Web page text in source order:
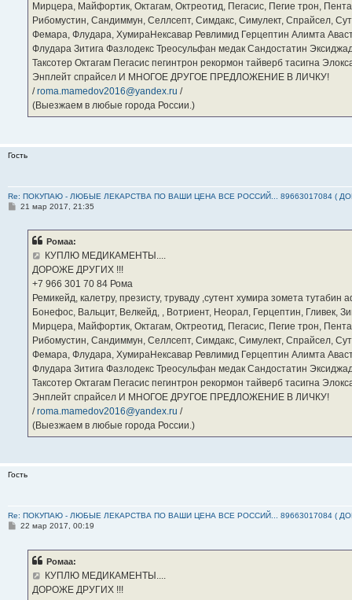
Мирцера, Майфортик, Октагам, Октреотид, Пегасис, Пегие трон,
Рибомустин, Сандиммун, Селлсепт, Симдакс, Симулект, Спрайсел,
Фемара, Флудара, ХумираНексавар Ревлимид Герцептин Алимта
Флудара Зитига Фазлодекс Треосульфан медак Сандостатин
Таксотер Октагам Пегасис пегинтрон рекормон тайверб тасигна
Энплейт спрайсел И МНОГОЕ ДРУГОЕ ПРЕДЛОЖЕНИЕ В ЛИЧКУ!
/roma.mamedov2016@yandex.ru /
(Выезжаем в любые города России.)
Гость
Re: ПОКУПАЮ - ЛЮБЫЕ ЛЕКАРСТВА ПО ВАШИ ЦЕНА ВСЕ РОССИЙ... 89663017084 (
С21 мар 2017, 21:35
Ромаа:
КУПЛЮ МЕДИКАМЕНТЫ....
ДОРОЖЕ ДРУГИХ !!!
‪+7 966 301 70 84‬ Рома
Ремикейд, калетру, презисту, труваду ,сутент хумира зомета
Бонефос, Вальцит, Велкейд, , Вотриент, Неорал, Герцептин, Гливек,
Мирцера, Майфортик, Октагам, Октреотид, Пегасис, Пегие трон,
Рибомустин, Сандиммун, Селлсепт, Симдакс, Симулект, Спрайсел,
Фемара, Флудара, ХумираНексавар Ревлимид Герцептин Алимта
Флудара Зитига Фазлодекс Треосульфан медак Сандостатин
Таксотер Октагам Пегасис пегинтрон рекормон тайверб тасигна
Энплейт спрайсел И МНОГОЕ ДРУГОЕ ПРЕДЛОЖЕНИЕ В ЛИЧКУ!
/roma.mamedov2016@yandex.ru /
(Выезжаем в любые города России.)
Гость
Re: ПОКУПАЮ - ЛЮБЫЕ ЛЕКАРСТВА ПО ВАШИ ЦЕНА ВСЕ РОССИЙ... 89663017084 (
С22 мар 2017, 00:19
Ромаа:
КУПЛЮ МЕДИКАМЕНТЫ....
ДОРОЖЕ ДРУГИХ !!!